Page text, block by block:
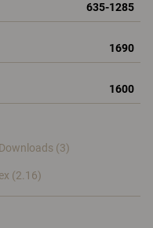
635-1285
1690
1600
Downloads (3)
(2.16)